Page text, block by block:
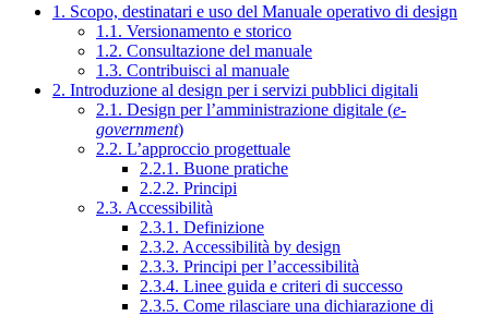
1. Scopo, destinatari e uso del Manuale operativo di design
1.1. Versionamento e storico
1.2. Consultazione del manuale
1.3. Contribuisci al manuale
2. Introduzione al design per i servizi pubblici digitali
2.1. Design per l’amministrazione digitale (e-
government)
2.2. L’approccio progettuale
2.2.1. Buone pratiche
2.2.2. Principi
2.3. Accessibilità
2.3.1. Definizione
2.3.2. Accessibilità by design
2.3.3. Principi per l’accessibilità
2.3.4. Linee guida e criteri di successo
2.3.5. Come rilasciare una dichiarazione di